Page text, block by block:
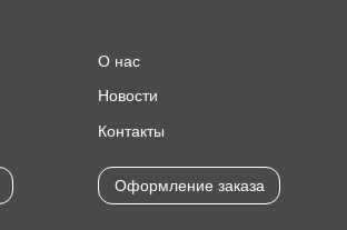
О нас
Новости
Контакты
Оформление заказа